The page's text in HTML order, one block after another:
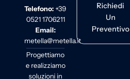
Telefono:+39
0521 1706211
Email:
metella@metella.it
Progettiamo
e realizziamo
soluzioni in
Richiedi
Un
Preventivo